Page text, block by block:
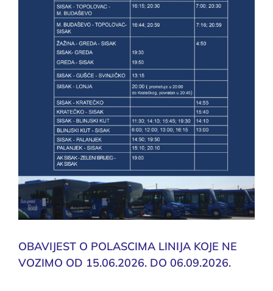
OBAVIJEST O POLASCIMA LINIJA KOJE NE
VOZIMO OD 15.06.2026. DO 06.09.2026.